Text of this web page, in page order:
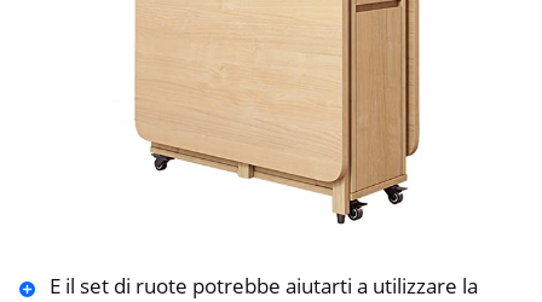
E il set di ruote potrebbe aiutarti a utilizzare la